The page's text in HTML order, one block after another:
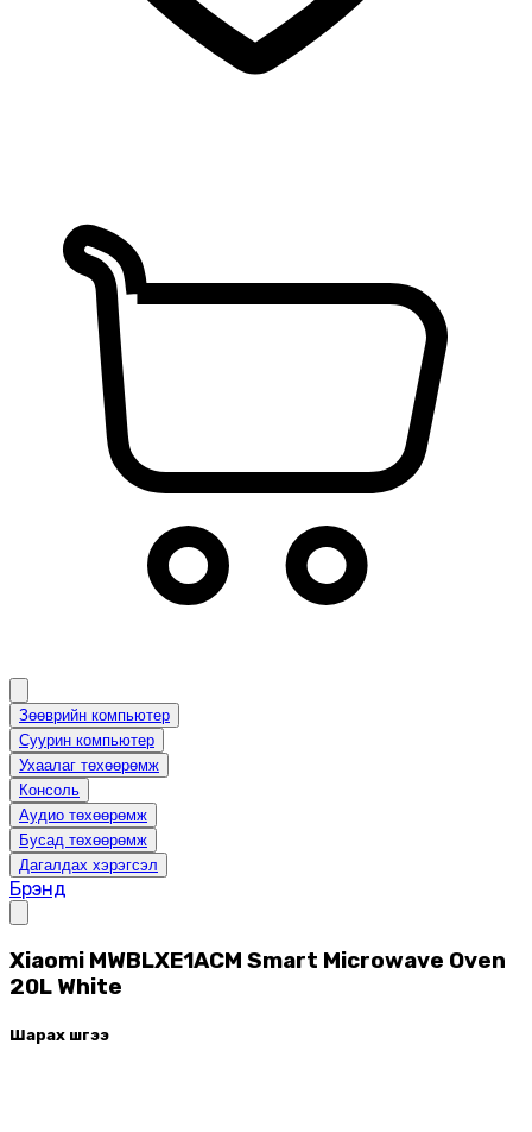
Зөөврийн компьютер
Суурин компьютер
Ухаалаг төхөөрөмж
Консоль
Аудио төхөөрөмж
Бусад төхөөрөмж
Дагалдах хэрэгсэл
Брэнд
Xiaomi MWBLXE1ACM Smart Microwave Oven
20L White
Шарах шүүгээ